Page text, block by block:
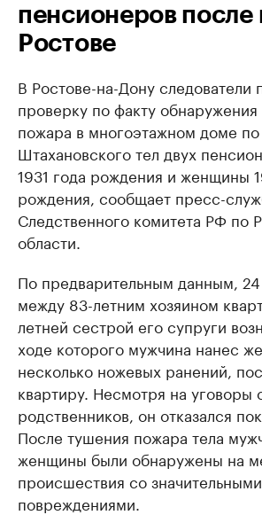
пенсионеров после
Ростове
В Ростове-на-Дону следователи
проверку по факту
пожара в многоэтажном доме по
Штахановского тел двух
1931 года рождения и женщины
рождения, сообщает пресс-
Следственного комитета РФ по
области.
По предварительным данным, 24
между 83-летним хозяином
летней сестрой его супруги
ходе которого мужчина нанес
несколько ножевых ранений,
квартиру. Несмотря на уговоры
родственников, он отказался
После тушения пожара тела
женщины были обнаружены на
происшествия со
повреждениями.